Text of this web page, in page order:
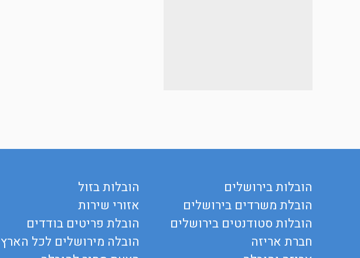
הובלות בירושלים
הובלת משרדים בירושלים
הובלות סטודנטים בירושלים
חברת אריזה
הובלות בזול
אזורי שירות
הובלת פריטים בודדים
הובלה מירושלים לכל הארץ